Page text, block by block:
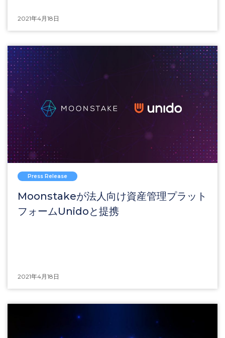
2021年4月18日
Press Release
Moonstakeが法人向け資産管理プラット
フォームUnidoと提携
2021年4月18日